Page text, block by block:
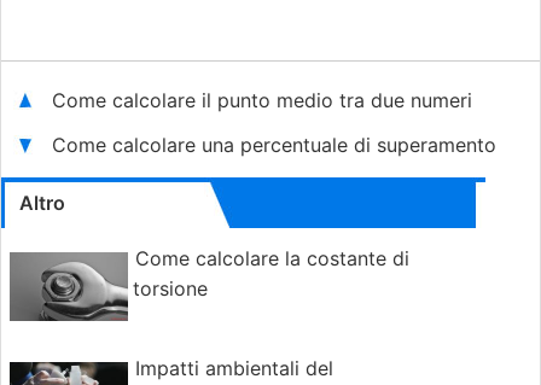
Come calcolare il punto medio tra due numeri
Come calcolare una percentuale di superamento
Altro
Come calcolare la costante di
torsione
Impatti ambientali del